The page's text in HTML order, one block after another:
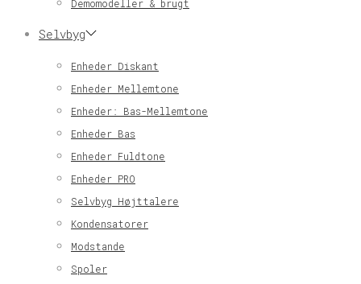
Demomodeller & brugt
Selvbyg
Enheder Diskant
Enheder Mellemtone
Enheder: Bas-Mellemtone
Enheder Bas
Enheder Fuldtone
Enheder PRO
Selvbyg Højttalere
Kondensatorer
Modstande
Spoler